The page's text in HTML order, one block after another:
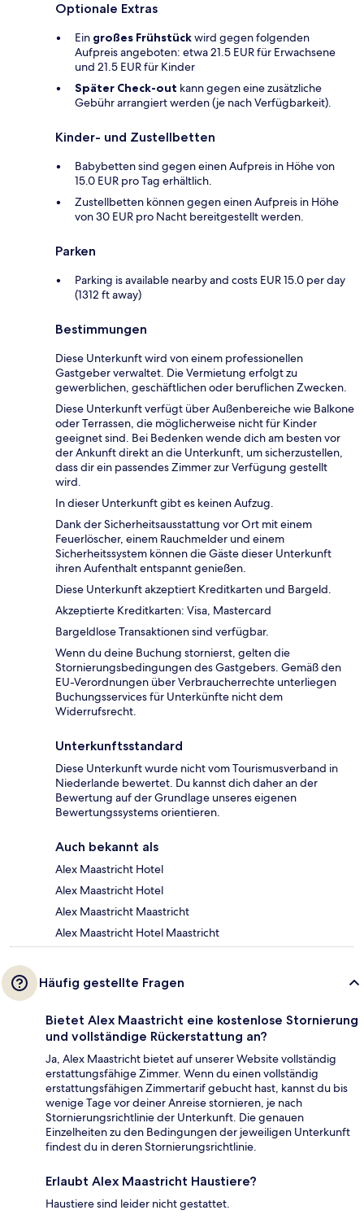
Optionale Extras
Ein großes Frühstückwird gegen folgenden
Aufpreis angeboten: etwa 21.5 EUR für Erwachsene
und 21.5 EUR für Kinder
Später Check-out kann gegen eine zusätzliche
Gebühr arrangiert werden (je nach Verfügbarkeit).
Kinder- und Zustellbetten
Babybetten sind gegen einen Aufpreis in Höhe von
15.0 EUR pro Tag erhältlich.
Zustellbetten können gegen einen Aufpreis in Höhe
von 30 EUR pro Nacht bereitgestellt werden.
Parken
Parking is available nearby and costs EUR 15.0 per day
(1312 ft away)
Bestimmungen
Diese Unterkunft wird von einem professionellen
Gastgeber verwaltet. Die Vermietung erfolgt zu
gewerblichen, geschäftlichen oder beruflichen Zwecken.
Diese Unterkunft verfügt über Außenbereiche wie Balkone
oder Terrassen, die möglicherweise nicht für Kinder
geeignet sind. Bei Bedenken wende dich am besten vor
der Ankunft direkt an die Unterkunft, um sicherzustellen,
dass dir ein passendes Zimmer zur Verfügung gestellt
wird.
In dieser Unterkunft gibt es keinen Aufzug.
Dank der Sicherheitsausstattung vor Ort mit einem
Feuerlöscher, einem Rauchmelder und einem
Sicherheitssystem können die Gäste dieser Unterkunft
ihren Aufenthalt entspannt genießen.
Diese Unterkunft akzeptiert Kreditkarten und Bargeld.
Akzeptierte Kreditkarten: Visa, Mastercard
Bargeldlose Transaktionen sind verfügbar.
Wenn du deine Buchung stornierst, gelten die
Stornierungsbedingungen des Gastgebers. Gemäß den
EU-Verordnungen über Verbraucherrechte unterliegen
Buchungsservices für Unterkünfte nicht dem
Widerrufsrecht.
Unterkunftsstandard
Diese Unterkunft wurde nicht vom Tourismusverband in
Niederlande bewertet. Du kannst dich daher an der
Bewertung auf der Grundlage unseres eigenen
Bewertungssystems orientieren.
Auch bekannt als
Alex Maastricht Hotel
Alex Maastricht Hotel
Alex Maastricht Maastricht
Alex Maastricht Hotel Maastricht
Häufig gestellte Fragen
Bietet Alex Maastricht eine kostenlose Stornierung
und vollständige Rückerstattung an?
Ja, Alex Maastricht bietet auf unserer Website vollständig
erstattungsfähige Zimmer. Wenn du einen vollständig
erstattungsfähigen Zimmertarif gebucht hast, kannst du bis
wenige Tage vor deiner Anreise stornieren, je nach
Stornierungsrichtlinie der Unterkunft. Die genauen
Einzelheiten zu den Bedingungen der jeweiligen Unterkunft
findest du in deren Stornierungsrichtlinie.
Erlaubt Alex Maastricht Haustiere?
Haustiere sind leider nicht gestattet.